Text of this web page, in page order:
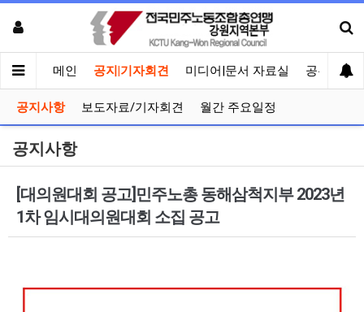
메인 공지|기자회견 미디어|문서 자료실 공유게시
공지사항 보도자료/기자회견 월간 주요일정
공지사항
[대의원대회 공고]민주노총 동해삼척지부 2023년
1차 임시대의원대회 소집 공고